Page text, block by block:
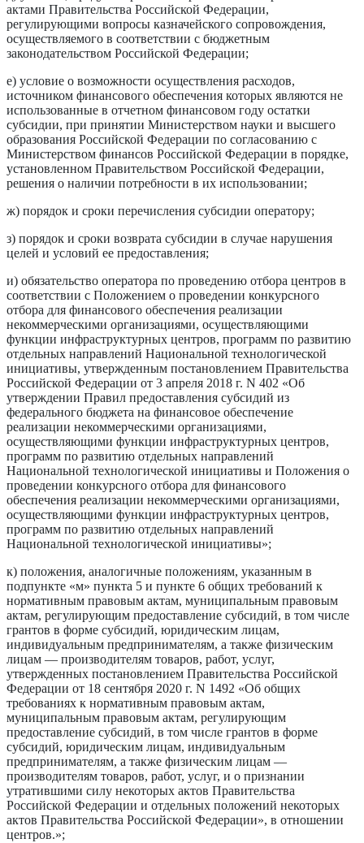
актами Правительства Российской Федерации,
регулирующими вопросы казначейского сопровождения,
осуществляемого в соответствии с бюджетным
законодательством Российской Федерации;
е) условие о возможности осуществления расходов,
источником финансового обеспечения которых являются не
использованные в отчетном финансовом году остатки
субсидии, при принятии Министерством науки и высшего
образования Российской Федерации по согласованию с
Министерством финансов Российской Федерации в порядке,
установленном Правительством Российской Федерации,
решения о наличии потребности в их использовании;
ж) порядок и сроки перечисления субсидии оператору;
з) порядок и сроки возврата субсидии в случае нарушения
целей и условий ее предоставления;
и) обязательство оператора по проведению отбора центров в
соответствии с Положением о проведении конкурсного
отбора для финансового обеспечения реализации
некоммерческими организациями, осуществляющими
функции инфраструктурных центров, программ по развитию
отдельных направлений Национальной технологической
инициативы, утвержденным постановлением Правительства
Российской Федерации от 3 апреля 2018 г. N 402 «Об
утверждении Правил предоставления субсидий из
федерального бюджета на финансовое обеспечение
реализации некоммерческими организациями,
осуществляющими функции инфраструктурных центров,
программ по развитию отдельных направлений
Национальной технологической инициативы и Положения о
проведении конкурсного отбора для финансового
обеспечения реализации некоммерческими организациями,
осуществляющими функции инфраструктурных центров,
программ по развитию отдельных направлений
Национальной технологической инициативы»;
к) положения, аналогичные положениям, указанным в
подпункте «м» пункта 5 и пункте 6 общих требований к
нормативным правовым актам, муниципальным правовым
актам, регулирующим предоставление субсидий, в том числе
грантов в форме субсидий, юридическим лицам,
индивидуальным предпринимателям, а также физическим
лицам — производителям товаров, работ, услуг,
утвержденных постановлением Правительства Российской
Федерации от 18 сентября 2020 г. N 1492 «Об общих
требованиях к нормативным правовым актам,
муниципальным правовым актам, регулирующим
предоставление субсидий, в том числе грантов в форме
субсидий, юридическим лицам, индивидуальным
предпринимателям, а также физическим лицам —
производителям товаров, работ, услуг, и о признании
утратившими силу некоторых актов Правительства
Российской Федерации и отдельных положений некоторых
актов Правительства Российской Федерации», в отношении
центров.»;